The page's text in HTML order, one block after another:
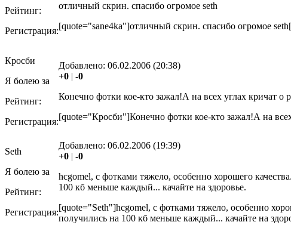
Рейтинг:
Регистрация:
отличный скрин. спасибо огромое seth
[quote="sane4ka"]отличный скрин. спасибо огромое
Кросби
Я болею за
Рейтинг:
Регистрация:
Добавлено: 06.02.2006 (20:38)
+0 | -0
Конечно фотки кое-кто зажал!А на всех углах кричат о
[quote="Кросби"]Конечно фотки кое-кто зажал!А на
Seth
Я болею за
Рейтинг:
Регистрация:
Добавлено: 06.02.2006 (19:39)
+0 | -0
hcgomel, с фотками тяжело, особенно хорошего
100 кб меньше каждый... качайте на здоровье.
[quote="Seth"]hcgomel, с фотками тяжело, особенно
получились на 100 кб меньше каждый... качайте на